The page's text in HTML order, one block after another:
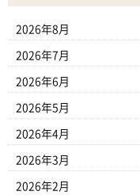
2026年8月
2026年7月
2026年6月
2026年5月
2026年4月
2026年3月
2026年2月